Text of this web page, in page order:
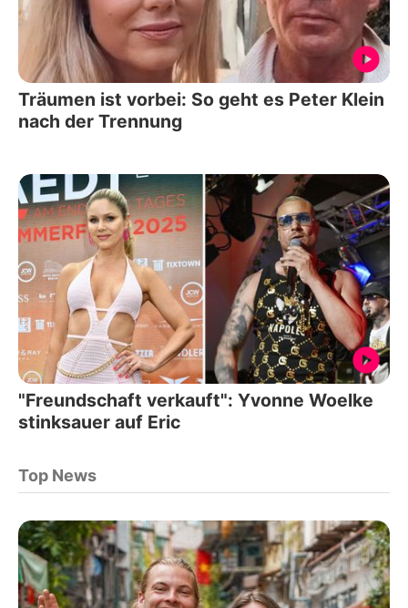
Träumen ist vorbei: So geht es Peter Klein
nach der Trennung
"Freundschaft verkauft": Yvonne Woelke
stinksauer auf Eric
Top News